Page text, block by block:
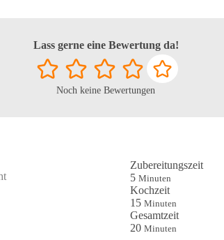
Lass gerne eine Bewertung da!
Noch keine Bewertungen
Zubereitungszeit
5Minuten
Minuten
Kochzeit
15Minuten
Minuten
Gesamtzeit
20Minuten
Minuten